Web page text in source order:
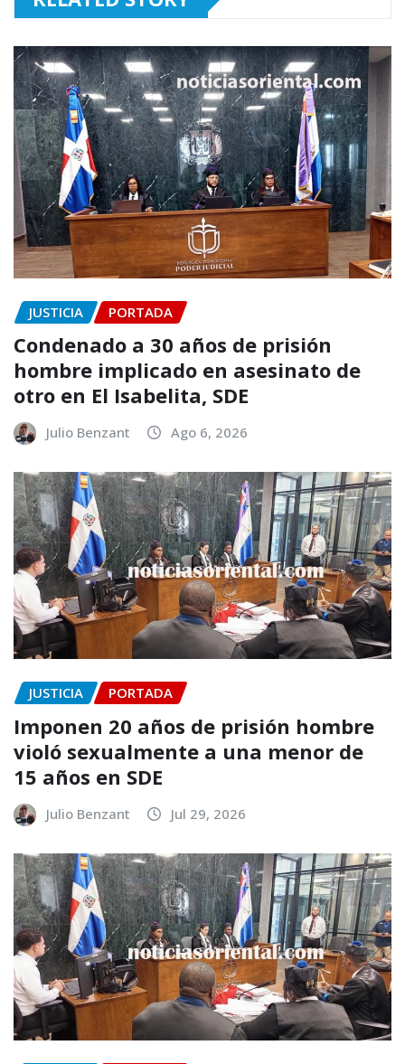
JUSTICIA PORTADA
Condenado a 30 años de prisión
hombre implicado en asesinato de
otro en El Isabelita, SDE
Julio Benzant Ago 6, 2026
JUSTICIA PORTADA
Imponen 20 años de prisión hombre
violó sexualmente a una menor de
15 años en SDE
Julio Benzant Jul 29, 2026